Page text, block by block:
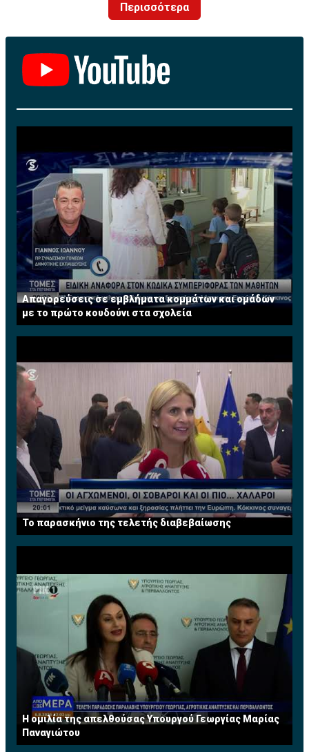
Περισσότερα
Απαγορεύσεις σε εμβλήματα κομμάτων και ομάδων
με το πρώτο κουδούνι στα σχολεία
Το παρασκήνιο της τελετής διαβεβαίωσης
Η ομιλία της απελθούσας Υπουργού Γεωργίας Μαρίας
Παναγιώτου